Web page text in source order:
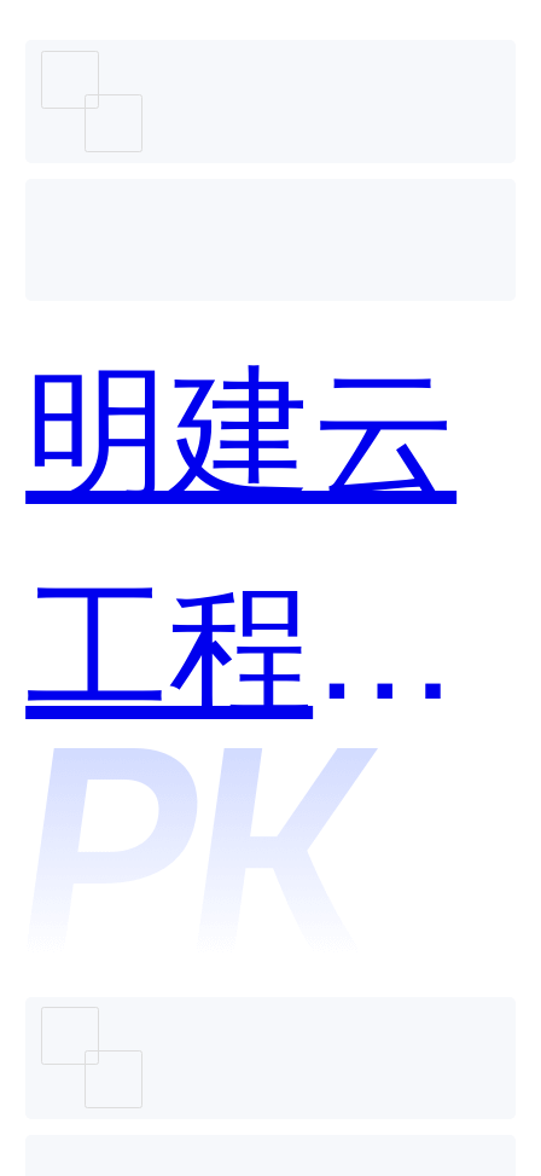
Wefix
哪个好
用？
明建云
工程和
浩辰
cad企